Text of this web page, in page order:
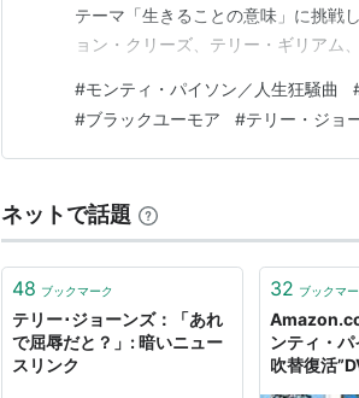
テーマ「生きることの意味」に挑戦
ョン・クリーズ、テリー・ギリアム
ュールでブラックユーモアに満ちた
器の不思議、第一次世界…
#モンティ・パイソン／人生狂騒曲
#ブラックユーモア #テリー・ジョ
ネットで話題
48 ブックマーク
テリー･ジョーンズ：「あれ
で屈辱だと？」: 暗いニュー
スリンク
32 ブックマ
ンティ・パ
吹替復活